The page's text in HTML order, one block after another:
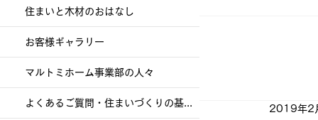
お知らせ （4）
2019年2
住まいと木材のおはなし
お客様ギャラリー
マルトミホーム事業部の人々
よくあるご質問・住まいづくりの基礎知識